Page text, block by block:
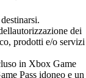
dei
prodotti e/o servizi
in Xbox Game
Pass idoneo e un